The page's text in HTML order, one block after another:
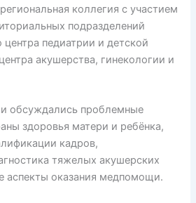
коллегия с участием
подразделений
педиатрии и детской
акушерства, гинекологии и
обсуждались проблемные
здоровья матери и ребёнка,
кадров,
тяжелых акушерских
аспекты оказания медпомощи.